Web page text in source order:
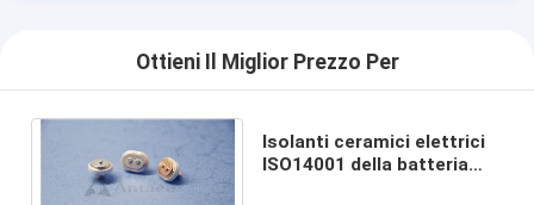
Ottieni Il Miglior Prezzo Per
Isolanti ceramici elettrici
ISO14001 della batteria